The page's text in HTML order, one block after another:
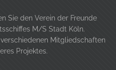
Sie den Verein der Freunde
M/S Stadt Köln.
Mitgliedschaften
Projektes.